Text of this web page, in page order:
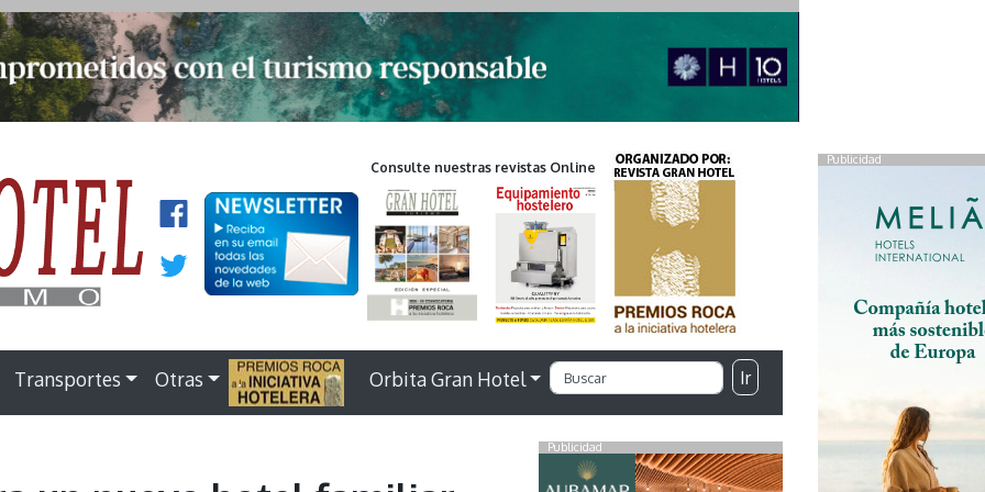
Publicidad
Consulte nuestras revistas Online
Transportes Otras . Orbita Gran Hotel Ir
Publicidad